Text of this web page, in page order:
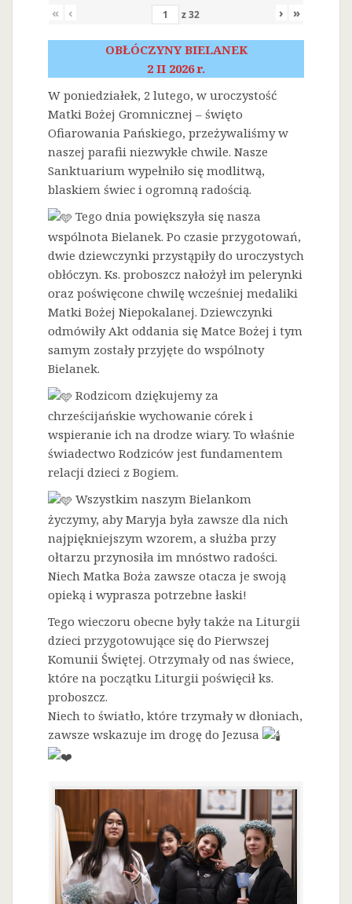
« ‹ z32 › »
OBŁÓCZYNY BIELANEK
2 II 2026 r.
W poniedziałek, 2 lutego, w uroczystość
Matki Bożej Gromnicznej – święto
Ofiarowania Pańskiego, przeżywaliśmy w
naszej parafii niezwykłe chwile. Nasze
Sanktuarium wypełniło się modlitwą,
blaskiem świec i ogromną radością.
Tego dnia powiększyła się nasza
wspólnota Bielanek. Po czasie przygotowań,
dwie dziewczynki przystąpiły do uroczystych
obłóczyn. Ks. proboszcz nałożył im pelerynki
oraz poświęcone chwilę wcześniej medaliki
Matki Bożej Niepokalanej. Dziewczynki
odmówiły Akt oddania się Matce Bożej i tym
samym zostały przyjęte do wspólnoty
Bielanek.
Rodzicom dziękujemy za
chrześcijańskie wychowanie córek i
wspieranie ich na drodze wiary. To właśnie
świadectwo Rodziców jest fundamentem
relacji dzieci z Bogiem.
Wszystkim naszym Bielankom
życzymy, aby Maryja była zawsze dla nich
najpiękniejszym wzorem, a służba przy
ołtarzu przynosiła im mnóstwo radości.
Niech Matka Boża zawsze otacza je swoją
opieką i wyprasza potrzebne łaski!
Tego wieczoru obecne były także na Liturgii
dzieci przygotowujące się do Pierwszej
Komunii Świętej. Otrzymały od nas świece,
które na początku Liturgii poświęcił ks.
proboszcz.
Niech to światło, które trzymały w dłoniach,
zawsze wskazuje im drogę do Jezusa